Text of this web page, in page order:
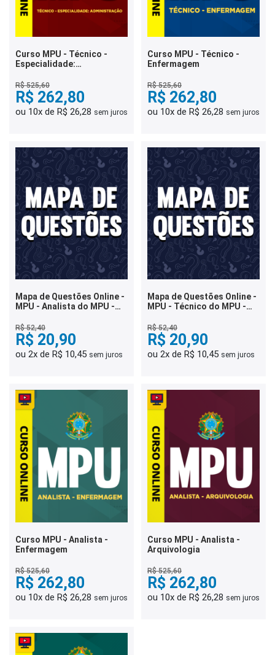
Curso MPU - Técnico -
Especialidade:
R$ 525,60
R$ 262,80
ou 10x de R$ 26,28 sem juros
Curso MPU - Técnico -
Enfermagem
R$ 525,60
R$ 262,80
ou 10x de R$ 26,28 sem juros
Mapa de Questões Online -
MPU - Analista do MPU -
R$ 52,40
R$ 20,90
ou 2x de R$ 10,45 sem juros
Mapa de Questões Online -
MPU - Técnico do MPU -
Questões
R$ 52,40
R$ 20,90
ou 2x de R$ 10,45 sem juros
Curso MPU - Analista -
Enfermagem
R$ 525,60
R$ 262,80
ou 10x de R$ 26,28 sem juros
Curso MPU - Analista -
Arquivologia
R$ 525,60
R$ 262,80
ou 10x de R$ 26,28 sem juros